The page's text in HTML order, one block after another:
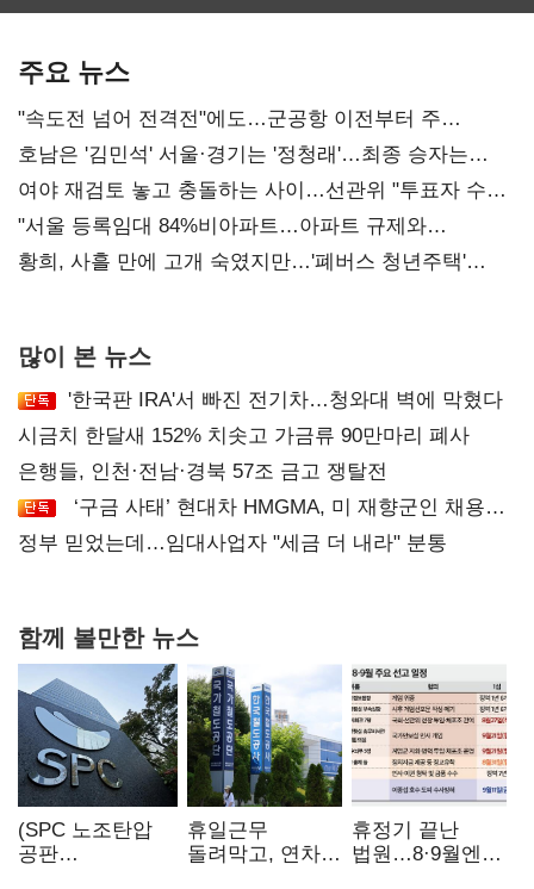
주요 뉴스
"속도전 넘어 전격전"에도…군공항 이전부터 주
52시간까지 '뇌관'
호남은 '김민석' 서울·경기는 '정청래'…최종 승자는
'안갯속'
여야 재검토 놓고 충돌하는 사이…선관위 "투표자 수
오차 당연"
"서울 등록임대 84%비아파트…아파트 규제와
달리해야"
황희, 사흘 만에 고개 숙였지만…'폐버스 청년주택'
많이 본 뉴스
'한국판 IRA'서 빠진 전기차…청와대 벽에 막혔다
시금치 한달새 152% 치솟고 가금류 90만마리 폐사
은행들, 인천·전남·경북 57조 금고 쟁탈전
‘구금 사태’ 현대차 HMGMA, 미 재향군인 채용
확대로 분위기 반전
정부 믿었는데…임대사업자 "세금 더 내라" 분통
함께 볼만한 뉴스
(SPC 노조탄압
공판
휴일근무
돌려막고, 연차도
휴정기 끝난
법원…8·9월엔